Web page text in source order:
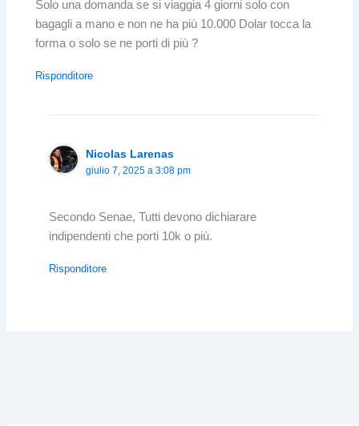
Solo una domanda se si viaggia 4 giorni solo con
bagagli a mano e non ne ha più 10.000 Dolar tocca la
forma o solo se ne porti di più ?
Risponditore
Nicolas Larenas
giulio 7, 2025 a 3:08 pm
Secondo Senae, Tutti devono dichiarare
indipendenti che porti 10k o più.
Risponditore